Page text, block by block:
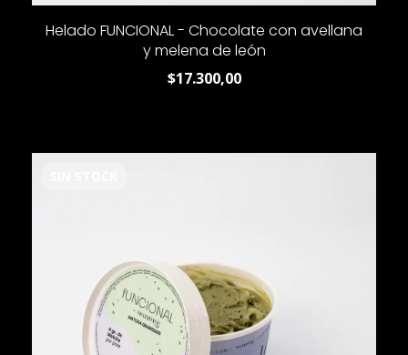
Helado FUNCIONAL - Chocolate con avellana
y melena de león
$17.300,00